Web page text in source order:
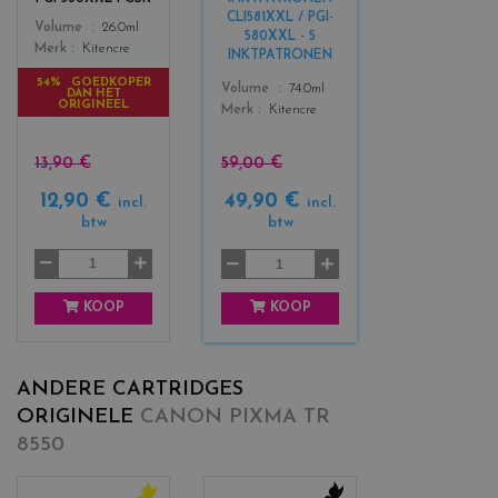
Color
b
a
k
Volume
26.0ml
Merk
Kitencre
54% GOEDKOPER
DAN HET
ORIGINEEL
13,90 €
12,90 €
incl.
btw
KOOP
CLI581XXL / PGI-
580XXL - 5
INKTPATRONEN
Color
_
l
c
Volume
74.0ml
Merk
Kitencre
59,00 €
49,90 €
incl.
btw
KOOP
ANDERE CARTRIDGES
ORIGINELE CANON PIXMA TR
8550